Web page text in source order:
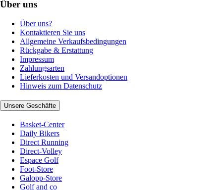
Über uns
Über uns?
Kontaktieren Sie uns
Allgemeine Verkaufsbedingungen
Rückgabe & Erstattung
Impressum
Zahlungsarten
Lieferkosten und Versandoptionen
Hinweis zum Datenschutz
Unsere Geschäfte
Basket-Center
Daily Bikers
Direct Running
Direct-Volley
Espace Golf
Foot-Store
Galopp-Store
Golf and co